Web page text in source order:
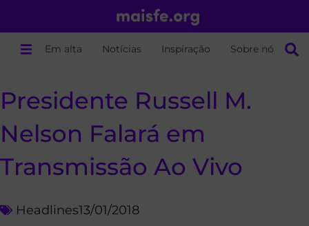
Em alta Notícias Inspiração Sobre nós
Presidente Russell M.
Nelson Falará em
Transmissão Ao Vivo
Headlines13/01/2018